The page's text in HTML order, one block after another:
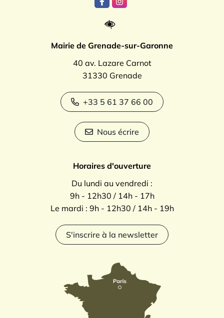
Lien vers le compte Facebook
Lien vers le compte
Mairie de Grenade-sur-Garonne
40 av. Lazare Carnot
31330 Grenade
+33 5 61 37 66 00
Nous écrire
Horaires d'ouverture
Du lundi au vendredi :
9h - 12h30 / 14h - 17h
Le mardi : 9h - 12h30 / 14h - 19h
S'inscrire à la newsletter